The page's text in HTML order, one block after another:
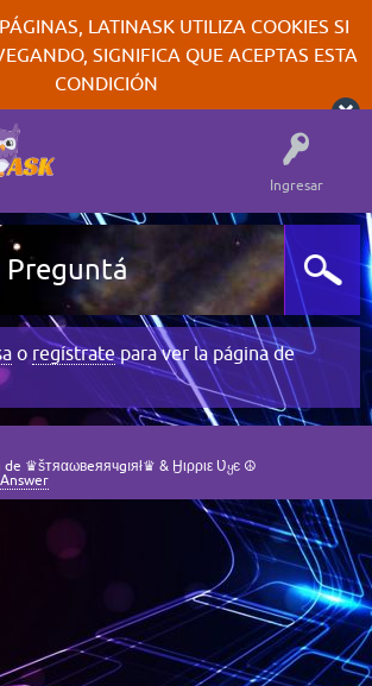
LATINASK UTILIZA COOKIES SI
SIGNIFICA QUE ACEPTAS ESTA
CONDICIÓN
Ingresar
Preguntá
o regístratepara ver la página de
de ♛šтяαωвeяячgıяł♛ & Ӈιρριε Ʋყє ☮